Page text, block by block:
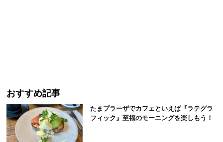
おすすめ記事
たまプラーザでカフェといえば『ラテグラ
フィック』至福のモーニングを楽しもう！